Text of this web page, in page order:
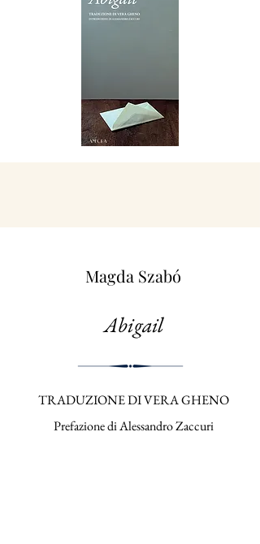
Magda Szabó
Abigail
TRADUZIONE DI VERA GHENO
Prefazione di Alessandro Zaccuri